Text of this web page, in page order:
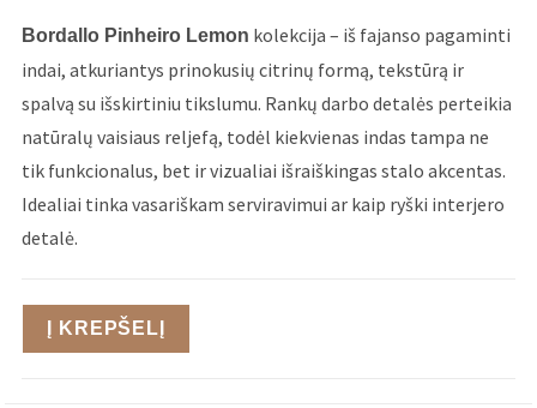
Bordallo Pinheiro Lemon kolekcija – iš fajanso pagaminti
indai, atkuriantys prinokusių citrinų formą, tekstūrą ir
spalvą su išskirtiniu tikslumu. Rankų darbo detalės perteikia
natūralų vaisiaus reljefą, todėl kiekvienas indas tampa ne
tik funkcionalus, bet ir vizualiai išraiškingas stalo akcentas.
Idealiai tinka vasariškam serviravimui ar kaip ryški interjero
detalė.
Į KREPŠELĮ